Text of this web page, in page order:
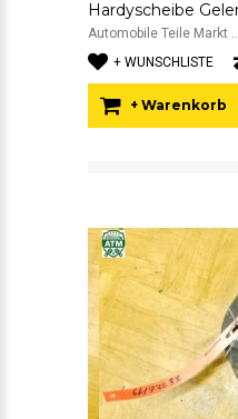
Automobile Teile Markt ..
+ WUNSCHLISTE
+ Warenkorb